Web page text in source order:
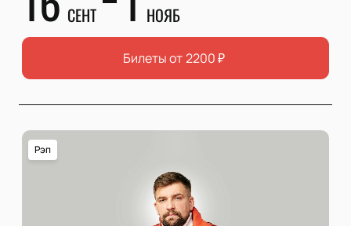
СЕНТ НОЯБ
Билеты от2200₽
Рэп